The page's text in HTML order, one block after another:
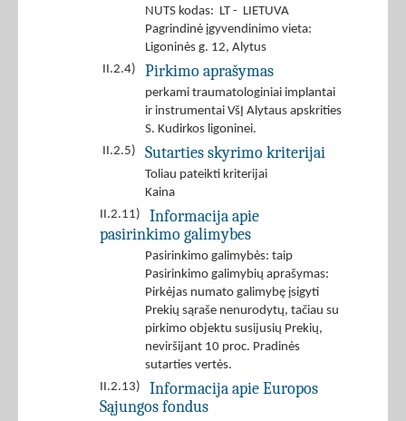
NUTS kodas: LT - LIETUVA
Pagrindinė įgyvendinimo vieta:
Ligoninės g. 12, Alytus
II.2.4)
Pirkimo aprašymas
perkami traumatologiniai implantai
ir instrumentai VšĮ Alytaus apskrities
S. Kudirkos ligoninei.
II.2.5)
Sutarties skyrimo kriterijai
Toliau pateikti kriterijai
Kaina
II.2.11)
Informacija apie
pasirinkimo galimybes
Pasirinkimo galimybės: taip
Pasirinkimo galimybių aprašymas:
Pirkėjas numato galimybę įsigyti
Prekių sąraše nenurodytų, tačiau su
pirkimo objektu susijusių Prekių,
neviršijant 10 proc. Pradinės
sutarties vertės.
II.2.13)
Informacija apie Europos
Sąjungos fondus